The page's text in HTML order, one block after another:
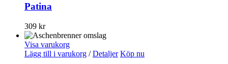
Patina
309 kr
Visa varukorg
Lägg till i varukorg / Detaljer Köp nu